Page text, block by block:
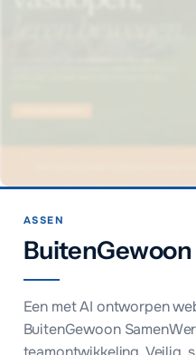
ASSEN
Een met AI ontworpen
BuitenGewoon